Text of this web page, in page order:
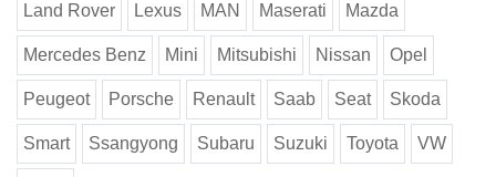
Land Rover Lexus MAN Maserati Mazda
Mercedes Benz Mini Mitsubishi Nissan Opel
Peugeot Porsche Renault Saab Seat Skoda
Smart Ssangyong Subaru Suzuki Toyota VW